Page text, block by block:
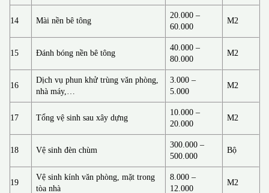
14 Mài nền bê tông
20.000 –
60.000
M2
15 Đánh bóng nền bê tông
40.000 –
80.000
M2
16
Dịch vụ phun khử trùng văn phòng,
nhà máy,…
3.000 –
5.000
M2
17 Tổng vệ sinh sau xây dựng
10.000 –
20.000
M2
18 Vệ sinh đèn chùm
300.000 –
500.000
Bộ
19
Vệ sinh kính văn phòng, mặt trong
tòa nhà
8.000 –
12.000
M2